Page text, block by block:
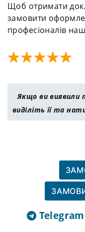
Щоб отримати
замовити
професіоналів
Якщо ви виявили
виділіть її та
Telegram